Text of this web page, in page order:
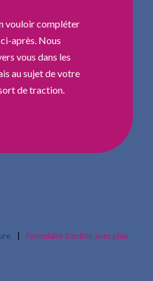
vouloir compléter
après. Nous
vous dans les
au sujet de votre
de traction.
formulaire traction avec plan